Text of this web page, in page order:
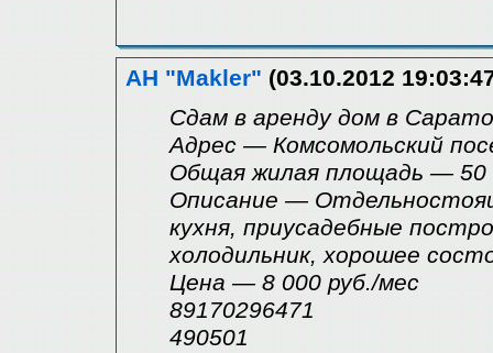
АН "Makler" (03.10.2012
Сдам в аренду дом в
Адрес — Комсомольский
Общая жилая площадь — 50
Описание —
кухня, приусадебные
холодильник, хорошее
Цена — 8 000 руб./мес
89170296471
490501